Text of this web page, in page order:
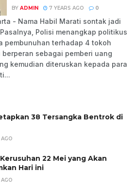
BY ADMIN 7 YEARS AGO 0
- Nama Habil Marati sontak jadi
Polisi menangkap politikus
pembunuhan terhadap 4 tokoh
sebagai pemberi uang
kemudian diteruskan kepada para
38 Tersangka Bentrok di
22 Mei yang Akan
Hari ini